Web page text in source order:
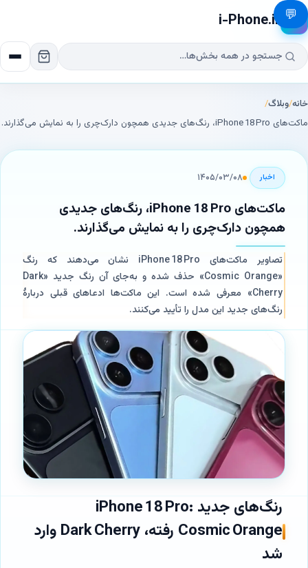
📱
i-Phone.ir
خانه/وبلاگ/
ماکت‌های iPhone 18 Pro، رنگ‌های جدیدی همچون دارک‌چری را به نمایش می‌گذارند.
اخبار ۱۴۰۵/۰۳/۰۸
ماکت‌های iPhone 18 Pro، رنگ‌های جدیدی
همچون دارک‌چری را به نمایش می‌گذارند.
تصاویر ماکت‌های iPhone 18 Pro نشان می‌دهند که رنگ
«Cosmic Orange» حذف شده و به‌جای آن رنگ جدید «Dark
Cherry» معرفی شده است. این ماکت‌ها ادعاهای قبلی دربارهٔ
رنگ‌های جدید این مدل را تأیید می‌کنند.
رنگ‌های جدید iPhone 18 Pro:
Cosmic Orange رفته، Dark Cherry وارد
شد
💬